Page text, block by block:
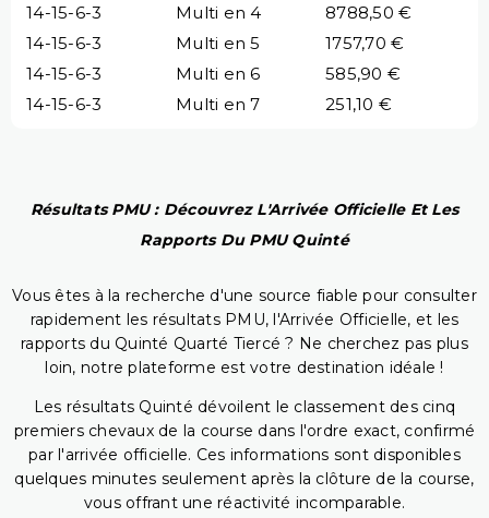
14-15-6-3
Multi en 4
8788,50 €
14-15-6-3
Multi en 5
1757,70 €
14-15-6-3
Multi en 6
585,90 €
14-15-6-3
Multi en 7 251,10 €
Résultats PMU : Découvrez L'Arrivée Officielle Et Les
Rapports Du PMU Quinté
Vous êtes à la recherche d'une source fiable pour consulter
rapidement les résultats PMU, l'Arrivée Officielle, et les
rapports du Quinté Quarté Tiercé ? Ne cherchez pas plus
loin, notre plateforme est votre destination idéale !
Les résultats Quinté dévoilent le classement des cinq
premiers chevaux de la course dans l'ordre exact, confirmé
par l'arrivée officielle. Ces informations sont disponibles
quelques minutes seulement après la clôture de la course,
vous offrant une réactivité incomparable.